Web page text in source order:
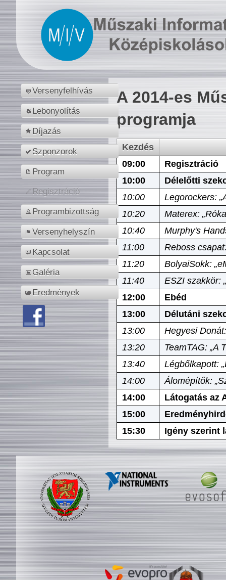
Versenyfelhívás
Lebonyolítás
Díjazás
Szponzorok
Program
Regisztráció
Programbizottság
Versenyhelyszín
Kapcsolat
Galéria
Eredmények
A 2014-es
programja
Kezdés
09:00
Regisztráció
10:00
Délelőtti
10:00
Legorockers:
10:20
Materex:
10:40
Murphy's
11:00
Reboss
11:20
BolyaiSokk:
11:40
ESZI szakkör:
12:00
Ebéd
13:00
Délutáni
13:00
Hegyesi
13:20
TeamTAG: „A
13:40
Légbőlkapott:
14:00
Álomépítők:
14:00
Látogatás az
15:00
15:30
Igény szerint